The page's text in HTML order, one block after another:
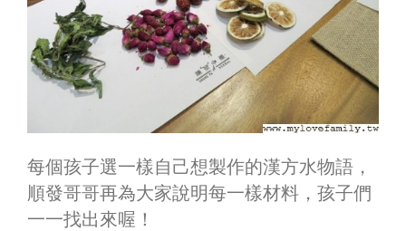
每個孩子選一樣自己想製作的漢方水物語，
順發哥哥再為大家說明每一樣材料，孩子們
一一找出來喔！